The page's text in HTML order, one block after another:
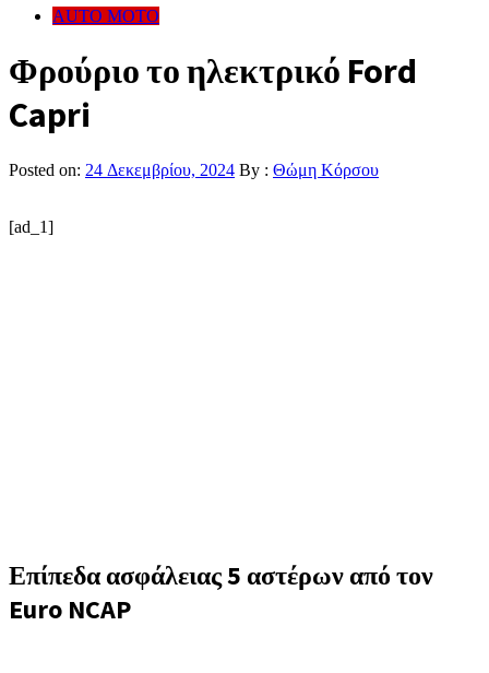
AUTO MOTO
Φρούριο το ηλεκτρικό Ford
Capri
Posted on: 24 Δεκεμβρίου, 2024 By : Θώμη Κόρσου
[ad_1]
Επίπεδα ασφάλειας 5 αστέρων από τον
Euro NCAP